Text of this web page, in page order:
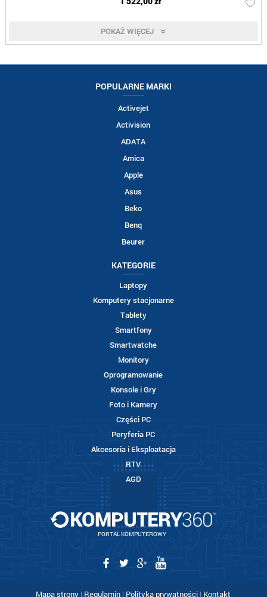
POKAŻ WIĘCEJ
POPULARNE MARKI
Activejet
Activision
ADATA
Amica
Apple
Asus
Beko
Benq
Beurer
KATEGORIE
Laptopy
Komputery stacjonarne
Tablety
Smartfony
Smartwatche
Monitory
Oprogramowanie
Konsole i Gry
Foto i Kamery
Części PC
Peryferia PC
Akcesoria i Eksploatacja
RTV
AGD
PORTAL KOMPUTEROWY
Mapa strony | Regulamin | Polityka prywatności | Kontakt